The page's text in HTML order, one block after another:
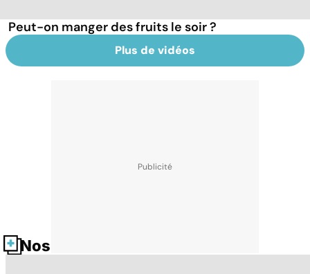
Peut-on manger des fruits le soir ?
Plus de vidéos
Nos fiches santé